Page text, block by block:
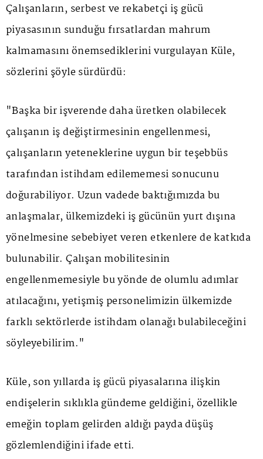
Çalışanların, serbest ve rekabetçi iş gücü
piyasasının sunduğu fırsatlardan mahrum
kalmamasını önemsediklerini vurgulayan Küle,
sözlerini şöyle sürdürdü:
"Başka bir işverende daha üretken olabilecek
çalışanın iş değiştirmesinin engellenmesi,
çalışanların yeteneklerine uygun bir teşebbüs
tarafından istihdam edilememesi sonucunu
doğurabiliyor. Uzun vadede baktığımızda bu
anlaşmalar, ülkemizdeki iş gücünün yurt dışına
yönelmesine sebebiyet veren etkenlere de katkıda
bulunabilir. Çalışan mobilitesinin
engellenmemesiyle bu yönde de olumlu adımlar
atılacağını, yetişmiş personelimizin ülkemizde
farklı sektörlerde istihdam olanağı bulabileceğini
söyleyebilirim."
Küle, son yıllarda iş gücü piyasalarına ilişkin
endişelerin sıklıkla gündeme geldiğini, özellikle
emeğin toplam gelirden aldığı payda düşüş
gözlemlendiğini ifade etti.